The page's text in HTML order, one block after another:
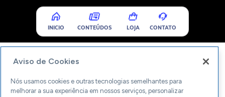
INICIO CONTEÚDOS LOJA CONTATO
Aviso de Cookies
Nós usamos cookies e outras tecnologias semelhantes para
melhorar a sua experiência em nossos serviços, personalizar